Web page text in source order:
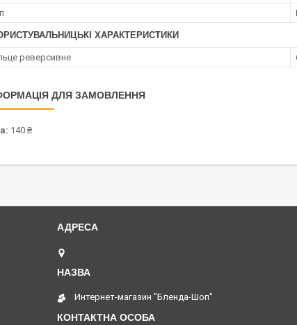
ХАРАКТЕРИСТИКИ
реверсивне
ДЛЯ ЗАМОВЛЕННЯ
140 ₴
Интернет-магазин "Бленда-Шоп"